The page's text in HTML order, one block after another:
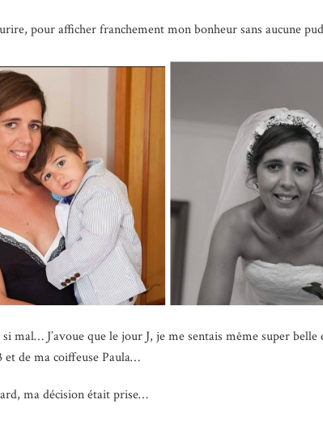
pour afficher franchement mon bonheur sans aucune
mal… J’avoue que le jour J, je me sentais même super
et de ma coiffeuse Paula…
ma décision était prise…